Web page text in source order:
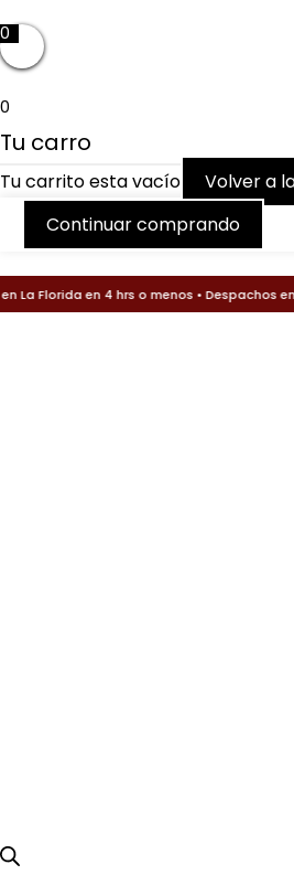
0
0
Tu carro
Tu carrito esta vacío
Volver a
Continuar comprando
Ir
al
contenido
Florida en 4 hrs o menos • Despachos
Búsqueda
de
Búsqueda
de
💨
Bombín